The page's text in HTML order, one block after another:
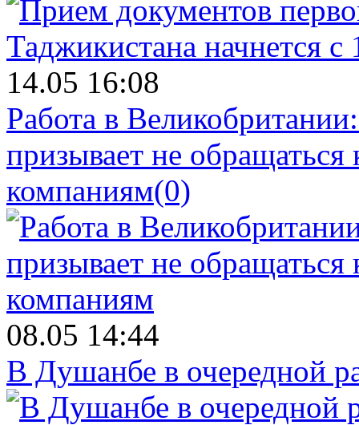
14.05 16:08
Работа в
призывает не
компаниям(0)
08.05 14:44
В Душанбе в очередной